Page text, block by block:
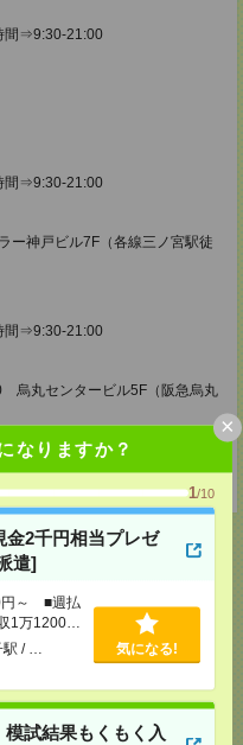
なりますか？
1/10
金2千円相当プレゼ
遣]
円～ ■週払
万1200円
/ … 気になる!
模試結果もくもく入
×
間⇒9:30-21:00
間⇒9:30-21:00
神戸ビル7F（各線三ノ宮駅徒
間⇒9:30-21:00
烏丸センタービル5F（阪急烏丸
ジへ
！